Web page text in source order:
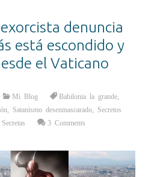
denuncia
está escondido y
el Vaticano
Mi Blog Babilonia la grande
Satanismo desenmascarado
Secretos
3 Comments